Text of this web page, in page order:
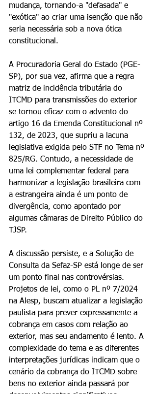
mudança, tornando-a "defasada" e
"exótica" ao criar uma isenção que não
seria necessária sob a nova ótica
constitucional.
A Procuradoria Geral do Estado (PGE-
SP), por sua vez, afirma que a regra
matriz de incidência tributária do
ITCMD para transmissões do exterior
se tornou eficaz com o advento do
artigo 16 da Emenda Constitucional nº
132, de 2023, que supriu a lacuna
legislativa exigida pelo STF no Tema nº
825/RG. Contudo, a necessidade de
uma lei complementar federal para
harmonizar a legislação brasileira com
a estrangeira ainda é um ponto de
divergência, como apontado por
algumas câmaras de Direito Público do
TJSP.
A discussão persiste, e a Solução de
Consulta da Sefaz-SP está longe de ser
um ponto final nas controvérsias.
Projetos de lei, como o PL nº 7/2024
na Alesp, buscam atualizar a legislação
paulista para prever expressamente a
cobrança em casos com relação ao
exterior, mas seu andamento é lento. A
complexidade do tema e as diferentes
interpretações jurídicas indicam que o
cenário da cobrança do ITCMD sobre
bens no exterior ainda passará por